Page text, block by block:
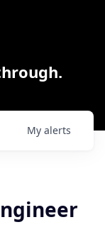
My alerts